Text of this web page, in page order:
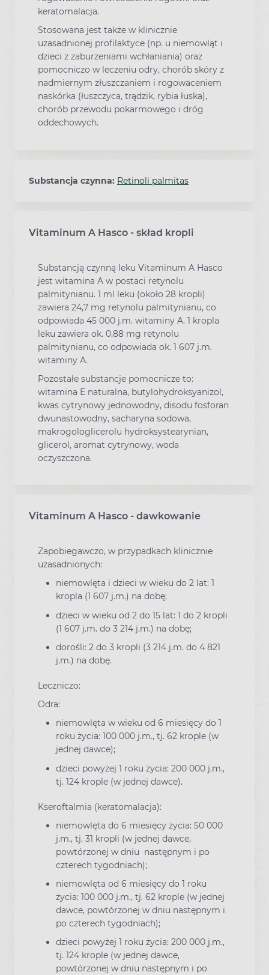
keratomalacja.
Stosowana jest także w klinicznie
uzasadnionej profilaktyce (np. u niemowląt i
dzieci z zaburzeniami wchłaniania) oraz
pomocniczo w leczeniu odry, chorób skóry z
nadmiernym złuszczaniem i rogowaceniem
naskórka (łuszczyca, trądzik, rybia łuska),
chorób przewodu pokarmowego i dróg
oddechowych.
Substancja czynna: Retinoli palmitas
Vitaminum A Hasco - skład kropli
Substancją czynną leku Vitaminum A Hasco
jest witamina A w postaci retynolu
palmitynianu. 1 ml leku (około 28 kropli)
zawiera 24,7 mg retynolu palmitynianu, co
odpowiada 45 000 j.m. witaminy A. 1 kropla
leku zawiera ok. 0,88 mg retynolu
palmitynianu, co odpowiada ok. 1 607 j.m.
witaminy A.
Pozostałe substancje pomocnicze to:
witamina E naturalna, butylohydroksyanizol,
kwas cytrynowy jednowodny, disodu fosforan
dwunastowodny, sacharyna sodowa,
makrogologlicerolu hydroksystearynian,
glicerol, aromat cytrynowy, woda
oczyszczona.
Vitaminum A Hasco - dawkowanie
Zapobiegawczo, w przypadkach klinicznie
uzasadnionych:
niemowlęta i dzieci w wieku do 2 lat: 1
kropla (1 607 j.m.) na dobę;
dzieci w wieku od 2 do 15 lat: 1 do 2 kropli
(1 607 j.m. do 3 214 j.m.) na dobę;
dorośli: 2 do 3 kropli (3 214 j.m. do 4 821
j.m.) na dobę.
Leczniczo:
Odra:
niemowlęta w wieku od 6 miesięcy do 1
roku życia: 100 000 j.m., tj. 62 krople (w
jednej dawce);
dzieci powyżej 1 roku życia: 200 000 j.m.,
tj. 124 krople (w jednej dawce).
Kseroftalmia (keratomalacja):
niemowlęta do 6 miesięcy życia: 50 000
j.m., tj. 31 kropli (w jednej dawce,
powtórzonej w dniu następnym i po
czterech tygodniach);
niemowlęta od 6 miesięcy do 1 roku
życia: 100 000 j.m., tj. 62 krople (w jednej
dawce, powtórzonej w dniu następnym i
po czterech tygodniach);
dzieci powyżej 1 roku życia: 200 000 j.m.,
tj. 124 krople (w jednej dawce,
powtórzonej w dniu następnym i po